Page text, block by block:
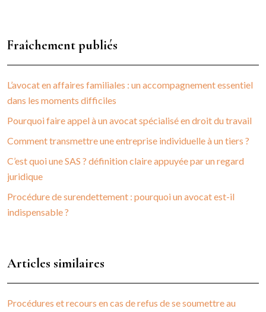
Fraîchement publiés
L’avocat en affaires familiales : un accompagnement essentiel
dans les moments difficiles
Pourquoi faire appel à un avocat spécialisé en droit du travail
Comment transmettre une entreprise individuelle à un tiers ?
C’est quoi une SAS ? définition claire appuyée par un regard
juridique
Procédure de surendettement : pourquoi un avocat est-il
indispensable ?
Articles similaires
Procédures et recours en cas de refus de se soumettre au